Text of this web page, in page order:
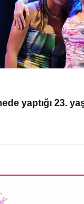
yaptığı 23.